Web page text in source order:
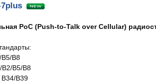
7plus
PoC (Push-to-Talk over Cellular)
B8
B2/B5/B8
B39